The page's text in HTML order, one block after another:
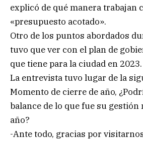
explicó de qué manera trabajan
«presupuesto acotado».
Otro de los puntos abordados
tuvo que ver con el plan de
que tiene para la ciudad en 2023.
La entrevista tuvo lugar de la
Momento de cierre de año,
balance de lo que fue su
año?
-Ante todo, gracias por